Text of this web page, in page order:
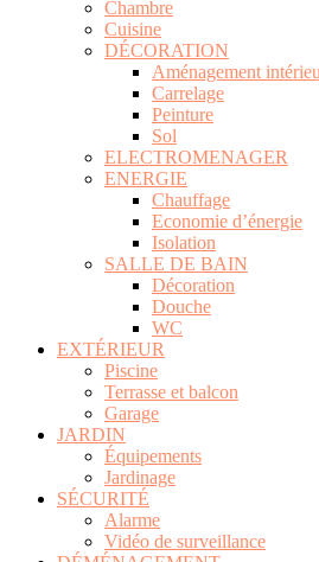
Peinture
Sol
ELECTROMENAGER
ENERGIE
Chauffage
Economie d’énergie
Isolation
SALLE DE BAIN
Décoration
Douche
WC
EXTÉRIEUR
Piscine
Terrasse et balcon
Garage
Équipements
Jardinage
SÉCURITÉ
Alarme
Vidéo de surveillance
DÉMÉNAGEMENT
CONTACT
Voir Aussix